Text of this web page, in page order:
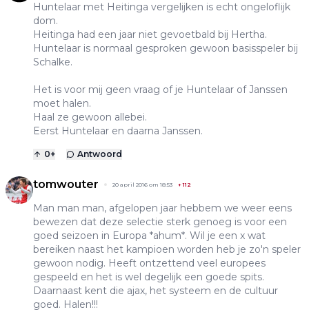
Huntelaar met Heitinga vergelijken is echt ongeloflijk
dom.
Heitinga had een jaar niet gevoetbald bij Hertha.
Huntelaar is normaal gesproken gewoon basisspeler bij
Schalke.
Het is voor mij geen vraag of je Huntelaar of Janssen
moet halen.
Haal ze gewoon allebei.
Eerst Huntelaar en daarna Janssen.
0+ Antwoord
tomwouter 20 april 2016 om 18:53 +112
Man man man, afgelopen jaar hebbem we weer eens
bewezen dat deze selectie sterk genoeg is voor een
goed seizoen in Europa *ahum*. Wil je een x wat
bereiken naast het kampioen worden heb je zo'n speler
gewoon nodig. Heeft ontzettend veel europees
gespeeld en het is wel degelijk een goede spits.
Daarnaast kent die ajax, het systeem en de cultuur
goed. Halen!!!